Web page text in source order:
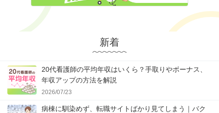
新着
20代看護師の平均年収はいくら？手取りやボーナス、
年収アップの方法を解説
2026/07/23
病棟に馴染めず、転職サイトばかり見てしまう｜バク